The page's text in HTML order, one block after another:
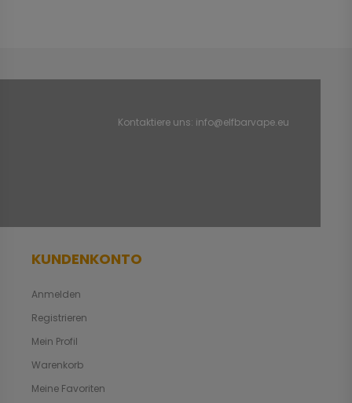
Kontaktiere uns: info@elfbarvape.eu
KUNDENKONTO
Anmelden
Registrieren
Mein Profil
Warenkorb
Meine Favoriten